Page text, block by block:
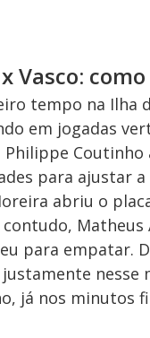
Vasco:
tempo na Ilha
em jogadas
Philippe
para ajustar
abriu o
contudo,
para empatar.
nesse
já nos minutos